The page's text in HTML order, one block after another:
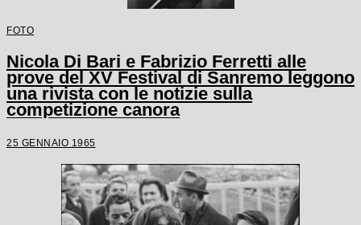
FOTO
Nicola Di Bari e Fabrizio Ferretti alle
prove del XV Festival di Sanremo leggono
una rivista con le notizie sulla
competizione canora
25 GENNAIO 1965